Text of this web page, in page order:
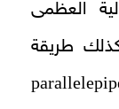
العظمی
طريقة